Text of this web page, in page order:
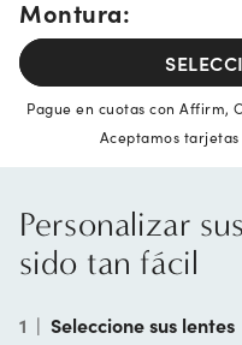
Montura:
Pague en cuotas con Affirm,
Aceptamos
Personalizar
sido tan fácil
1 | Seleccione sus lentes